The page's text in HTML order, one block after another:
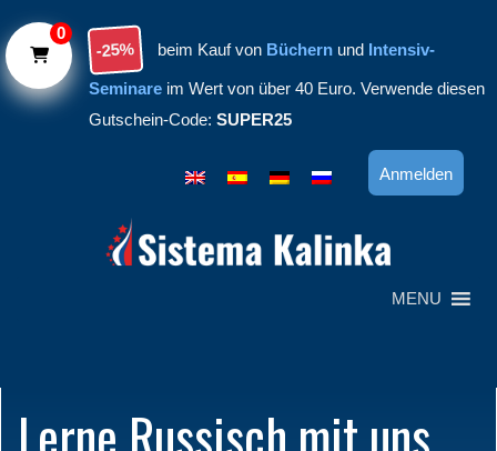
-25% beim Kauf von Büchern und Intensiv-
Seminare im Wert von über 40 Euro. Verwende diesen
Gutschein-Code: SUPER25
Anmelden
MENU
Lerne Russisch mit uns
0